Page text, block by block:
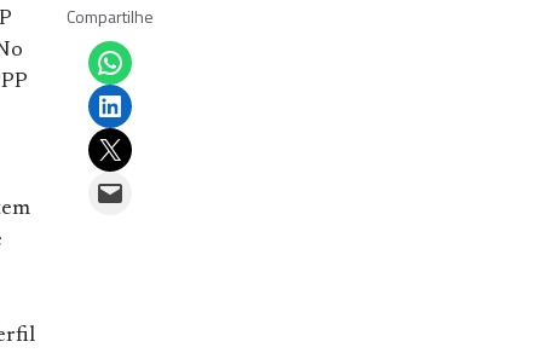
Compartilhe
Share on WhatsApp
Share on LinkedIn
Email this Page
Email this Page